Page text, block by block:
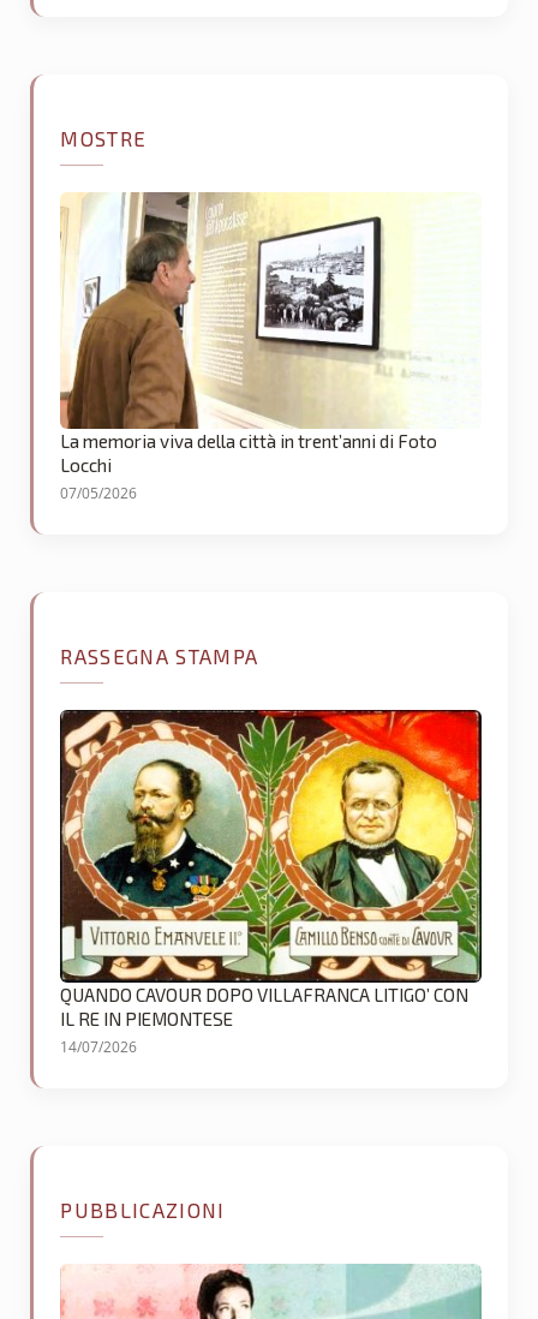
MOSTRE
La memoria viva della città in trent’anni di Foto
Locchi
07/05/2026
RASSEGNA STAMPA
QUANDO CAVOUR DOPO VILLAFRANCA LITIGO’ CON
IL RE IN PIEMONTESE
14/07/2026
PUBBLICAZIONI